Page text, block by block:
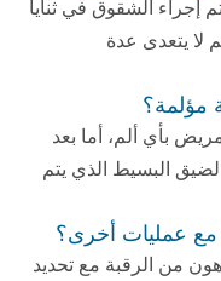
إجراء الشقوق في ثنايا
لا يتعدى عدة
مؤلمة؟
بأي ألم، أما بعد
البسيط الذي يتم
عمليات أخرى؟
من الرقبة مع تحديد